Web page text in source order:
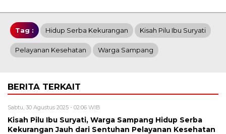
Tag : Hidup Serba Kekurangan Kisah Pilu Ibu Suryati
Pelayanan Kesehatan Warga Sampang
BERITA TERKAIT
Sabtu, 30 Agustus 2025 - 02:06 WIB
Kisah Pilu Ibu Suryati, Warga Sampang Hidup Serba
Kekurangan Jauh dari Sentuhan Pelayanan Kesehatan